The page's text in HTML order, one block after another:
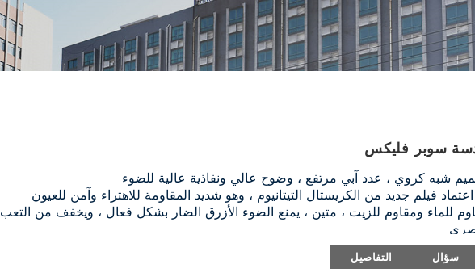
سوبر فليكس
شبه كروي ، عدد آبي مرتفع ، وضوح عالي ونفاذية عالية للضوء
فيلم جديد من الكريستال التيتانيوم ، وهو شديد المقاومة للاهتراء وآمن للعيون
للماء ومقاوم للزيت ، متين ، يمنع الضوء الأزرق الضار بشكل فعال ، ويخفف من التعب
وصلابة عالية ، قابلة للحفر ، مناسبة للقطع والحفر بدون إطار
： 1.56
سؤال التفاصيل